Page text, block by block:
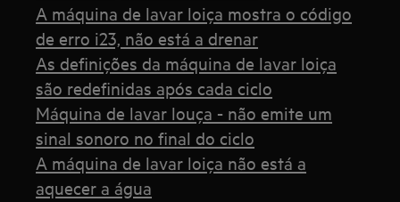
A máquina de lavar loiça mostra o código
de erro i23, não está a drenar
As definições da máquina de lavar loiça
são redefinidas após cada ciclo
Máquina de lavar louça - não emite um
sinal sonoro no final do ciclo
A máquina de lavar loiça não está a
aquecer a água